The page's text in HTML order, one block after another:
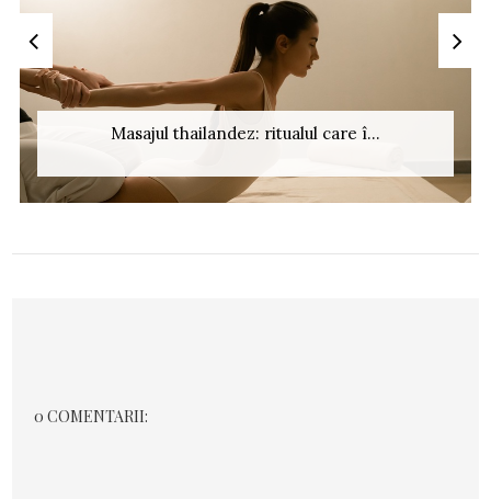
Masajul thailandez: ritualul care î...
0 COMENTARII: